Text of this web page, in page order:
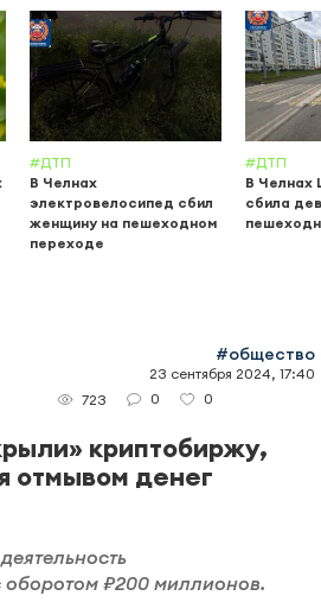
#ДТП
В Челнах
электровелосипед сбил
женщину на пешеходном
переходе
#ДТП
В Челнах
сбила
#общество
23 сентября 2024, 17:40
723
0 0
криптобиржу,
отмывом денег
₽200 миллионов.